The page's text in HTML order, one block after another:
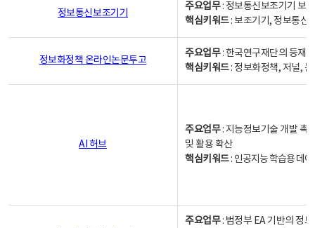
정보통신보조기기
주요업무: 정보통신보조기기 보
핵심키워드: 보조기기, 정보통신
정보화정책 온라인논문투고
주요업무: 한국연구재단의 등재
핵심키워드: 정보화정책, 저널,
AI 허브
주요업무: 지능정보기술 개발 촉
및 활용 확산
핵심키워드: 인공지능 학습용 데
주요업무: 범정부 EA 기반의 정